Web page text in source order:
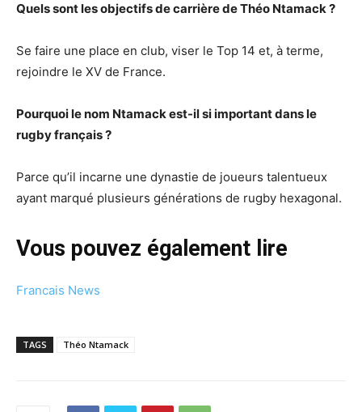
Quels sont les objectifs de carrière de Théo Ntamack ?
Se faire une place en club, viser le Top 14 et, à terme,
rejoindre le XV de France.
Pourquoi le nom Ntamack est-il si important dans le
rugby français ?
Parce qu’il incarne une dynastie de joueurs talentueux
ayant marqué plusieurs générations de rugby hexagonal.
Vous pouvez également lire
Francais News
TAGS Théo Ntamack